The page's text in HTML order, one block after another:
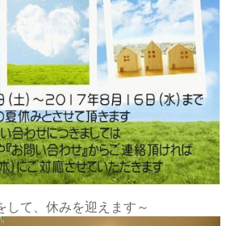
して、休みを迎えます～